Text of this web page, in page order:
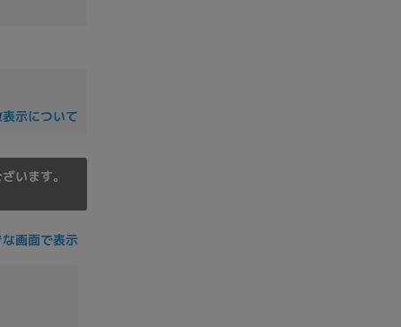
示について
います。
画面で表示